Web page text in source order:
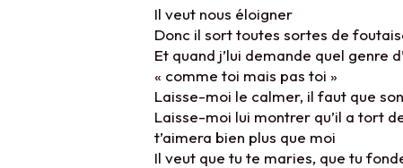
Il veut nous éloigner
Donc il sort toutes sortes de
Et quand j’lui demande quel genre
« comme toi mais pas toi »
Laisse-moi le calmer, il faut que
Laisse-moi lui montrer qu’il a tort
t’aimera bien plus que moi
Il veut que tu te maries, que tu